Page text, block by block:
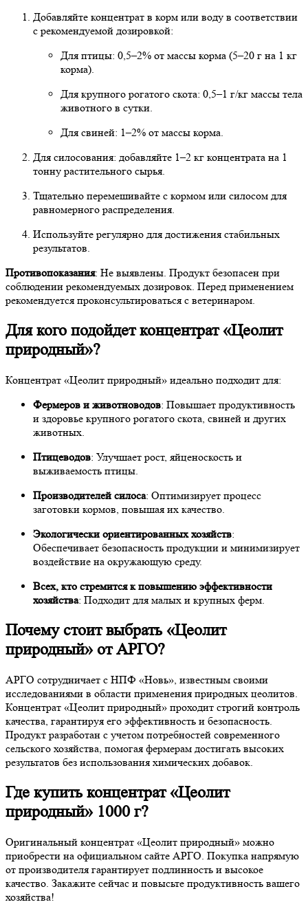
Добавляйте концентрат в корм или воду в соответствии
с рекомендуемой дозировкой:
Для птицы: 0,5–2% от массы корма (5–20 г на 1 кг
корма).
Для крупного рогатого скота: 0,5–1 г/кг массы тела
животного в сутки.
Для свиней: 1–2% от массы корма.
Для силосования: добавляйте 1–2 кг концентрата на 1
тонну растительного сырья.
Тщательно перемешивайте с кормом или силосом для
равномерного распределения.
Используйте регулярно для достижения стабильных
результатов.
Противопоказания: Не выявлены. Продукт безопасен при
соблюдении рекомендуемых дозировок. Перед применением
рекомендуется проконсультироваться с ветеринаром.
Для кого подойдет концентрат «Цеолит
природный»?
Концентрат «Цеолит природный» идеально подходит для:
Фермеров и животноводов: Повышает продуктивность
и здоровье крупного рогатого скота, свиней и других
животных.
Птицеводов: Улучшает рост, яйценоскость и
выживаемость птицы.
Производителей силоса: Оптимизирует процесс
заготовки кормов, повышая их качество.
Экологически ориентированных хозяйств:
Обеспечивает безопасность продукции и минимизирует
воздействие на окружающую среду.
Всех, кто стремится к повышению эффективности
хозяйства: Подходит для малых и крупных ферм.
Почему стоит выбрать «Цеолит
природный» от АРГО?
АРГО сотрудничает с НПФ «Новь», известным своими
исследованиями в области применения природных цеолитов.
Концентрат «Цеолит природный» проходит строгий контроль
качества, гарантируя его эффективность и безопасность.
Продукт разработан с учетом потребностей современного
сельского хозяйства, помогая фермерам достигать высоких
результатов без использования химических добавок.
Где купить концентрат «Цеолит
природный» 1000 г?
Оригинальный концентрат «Цеолит природный» можно
приобрести на официальном сайте АРГО. Покупка напрямую
от производителя гарантирует подлинность и высокое
качество. Закажите сейчас и повысьте продуктивность вашего
хозяйства!